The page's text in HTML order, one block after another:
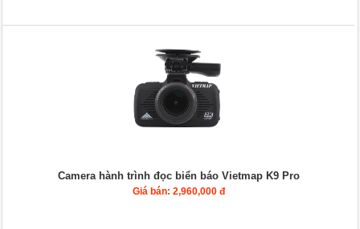
Camera hành trình đọc biển báo Vietmap K9 Pro
Giá bán: 2,960,000 đ